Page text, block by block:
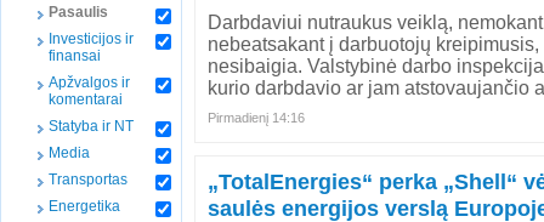
Pasaulis
Investicijos ir
finansai
Apžvalgos ir
komentarai
Statyba ir NT
Media
Transportas
Energetika
Darbdaviui nutraukus veiklą,
nebeatsakant į darbuotojų
nesibaigia. Valstybinė darbo
kurio darbdavio ar jam atstovaujančio
Pirmadienį 14:16
„TotalEnergies“ perka „Shell“
saulės energijos verslą